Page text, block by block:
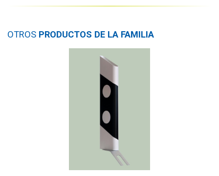
OTROS PRODUCTOS DE LA FAMILIA